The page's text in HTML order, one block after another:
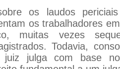
os laudos
os trabalhadores
muitas vezes
Todavia,
juiz julga com base